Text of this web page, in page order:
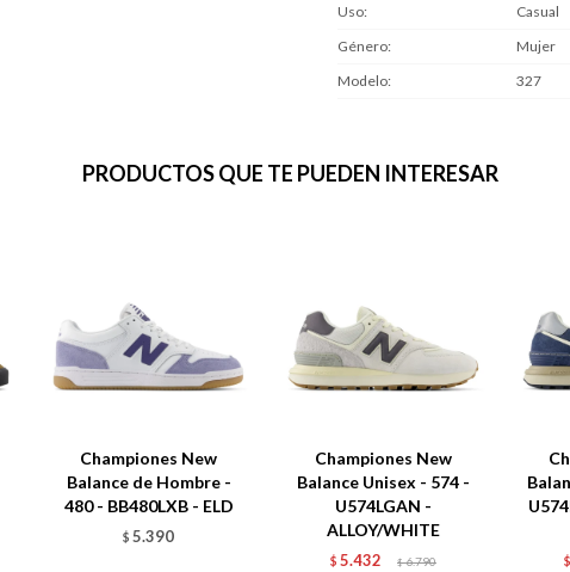
Uso
Casual
Género
Mujer
Modelo
327
PRODUCTOS QUE TE PUEDEN INTERESAR
Championes New
Balance de Hombre -
480 - BB480LXB - ELD
$ 5.390
Championes New
Balance Unisex - 574 -
U574LGAN -
ALLOY/WHITE
$ 5.432 $ 6.790
$